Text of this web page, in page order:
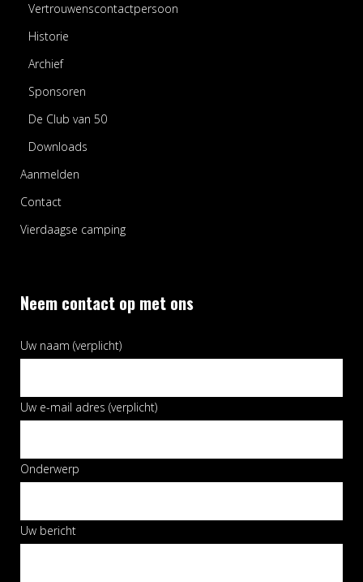
Vertrouwenscontactpersoon
Historie
Archief
Sponsoren
De Club van 50
Downloads
Aanmelden
Contact
Vierdaagse camping
Neem contact op met ons
Uw naam (verplicht)
Uw e-mail adres (verplicht)
Onderwerp
Uw bericht